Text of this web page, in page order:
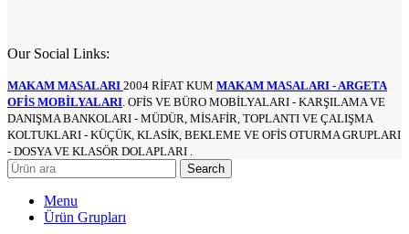
Our Social Links:
MAKAM MASALARI 2004 RİFAT KUM MAKAM MASALARI - ARGETA
OFİS MOBİLYALARI . OFİS VE BÜRO MOBİLYALARI - KARŞILAMA VE
DANIŞMA BANKOLARI - MÜDÜR, MİSAFİR, TOPLANTI VE ÇALIŞMA
KOLTUKLARI - KÜÇÜK, KLASİK, BEKLEME VE OFİS OTURMA GRUPLARI
- DOSYA VE KLASÖR DOLAPLARI .
Search
Menu
Ürün Grupları